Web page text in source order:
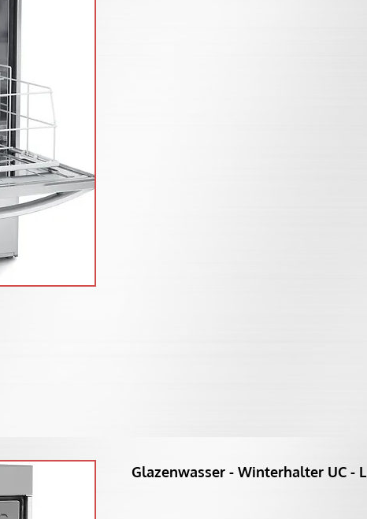
Glazenwasser - Winterhalter UC - L